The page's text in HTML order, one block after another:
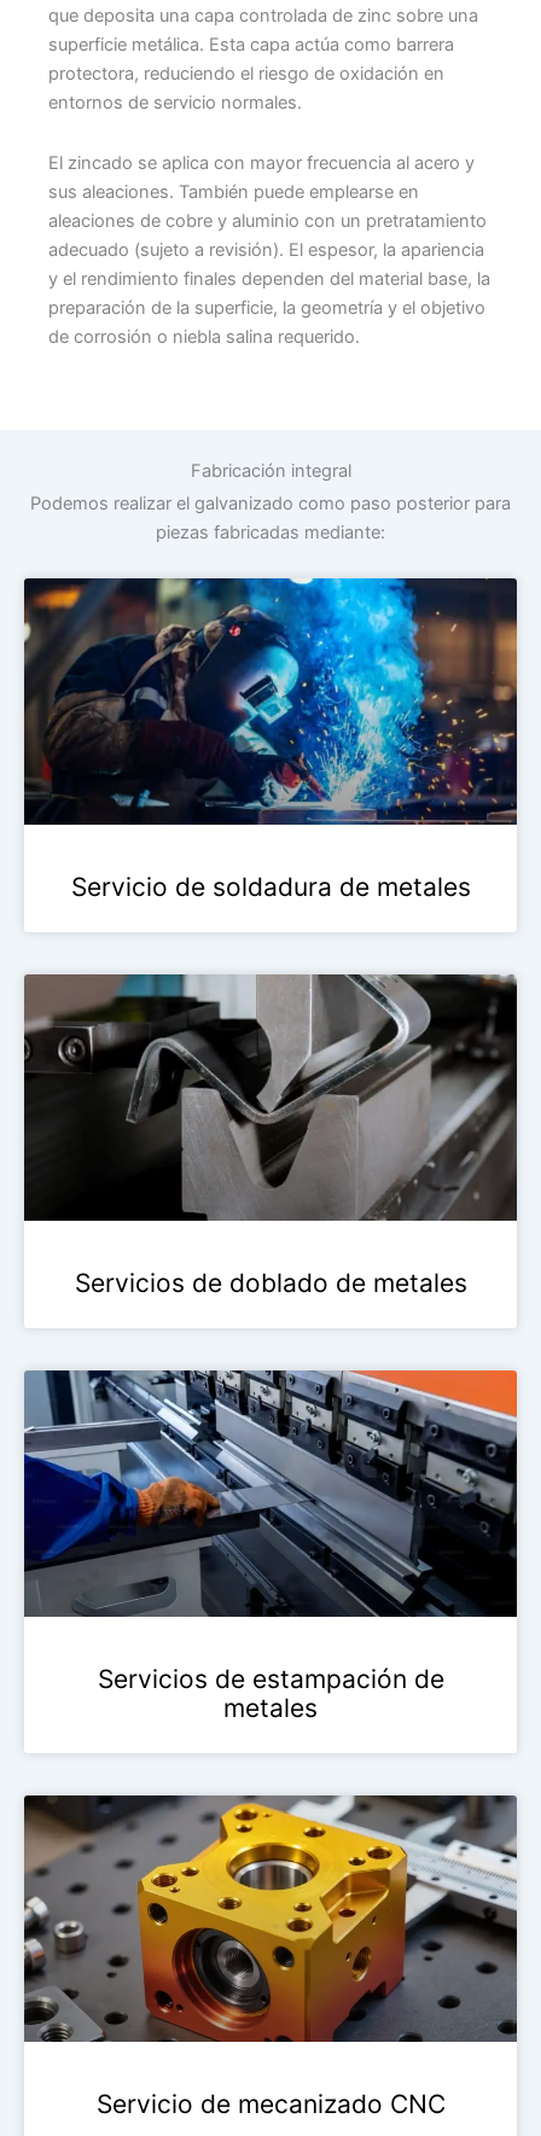
que deposita una capa controlada de zinc sobre una
superficie metálica. Esta capa actúa como barrera
protectora, reduciendo el riesgo de oxidación en
entornos de servicio normales.
El zincado se aplica con mayor frecuencia al acero y
sus aleaciones. También puede emplearse en
aleaciones de cobre y aluminio con un pretratamiento
adecuado (sujeto a revisión). El espesor, la apariencia
y el rendimiento finales dependen del material base, la
preparación de la superficie, la geometría y el objetivo
de corrosión o niebla salina requerido.
Fabricación integral
Podemos realizar el galvanizado como paso posterior para
piezas fabricadas mediante:
Servicio de soldadura de metales
Servicios de doblado de metales
Servicios de estampación de
metales
Servicio de mecanizado CNC